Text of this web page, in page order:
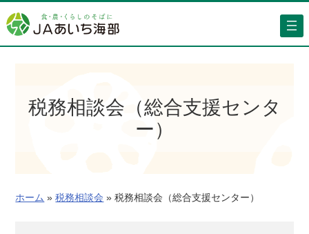
容
を
税務相談会（総合支援センタ
ー）
ホーム » 税務相談会 » 税務相談会（総合支援センター）